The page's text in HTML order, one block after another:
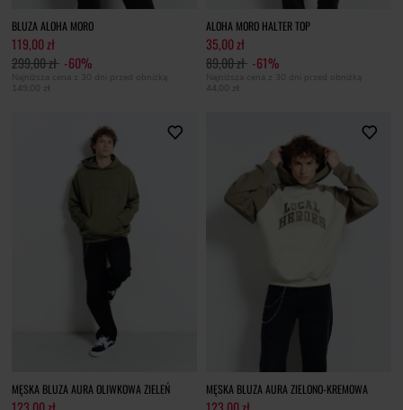
BLUZA ALOHA MORO
119,00 zł
299,00 zł -60%
Najniższa cena z 30 dni przed obniżką
149,00 zł
ALOHA MORO HALTER TOP
35,00 zł
89,00 zł -61%
Najniższa cena z 30 dni przed obniżką
44,00 zł
MĘSKA BLUZA AURA OLIWKOWA ZIELEŃ MĘSKA BLUZA AURA ZIELONO-KREMOWA